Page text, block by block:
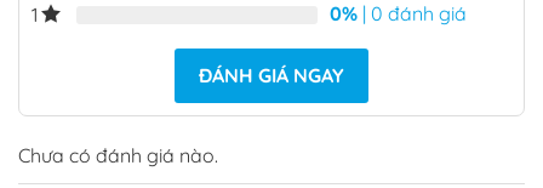
1
0% | 0 đánh giá
ĐÁNH GIÁ NGAY
Chưa có đánh giá nào.